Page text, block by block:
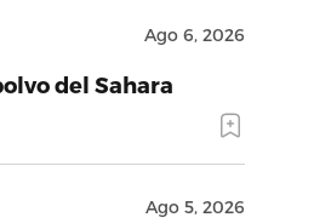
Ago 6, 2026
del Sahara
Ago 5, 2026